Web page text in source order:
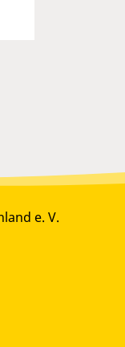
e. V.